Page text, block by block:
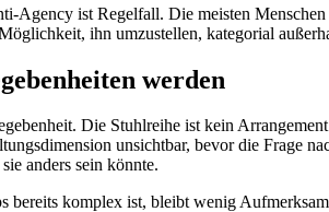
ist Regelfall. Die meisten
ihn umzustellen, kategorial
werden
Die Stuhlreihe ist kein
unsichtbar, bevor die Frage
anders sein könnte.
bereits komplex ist, bleibt wenig